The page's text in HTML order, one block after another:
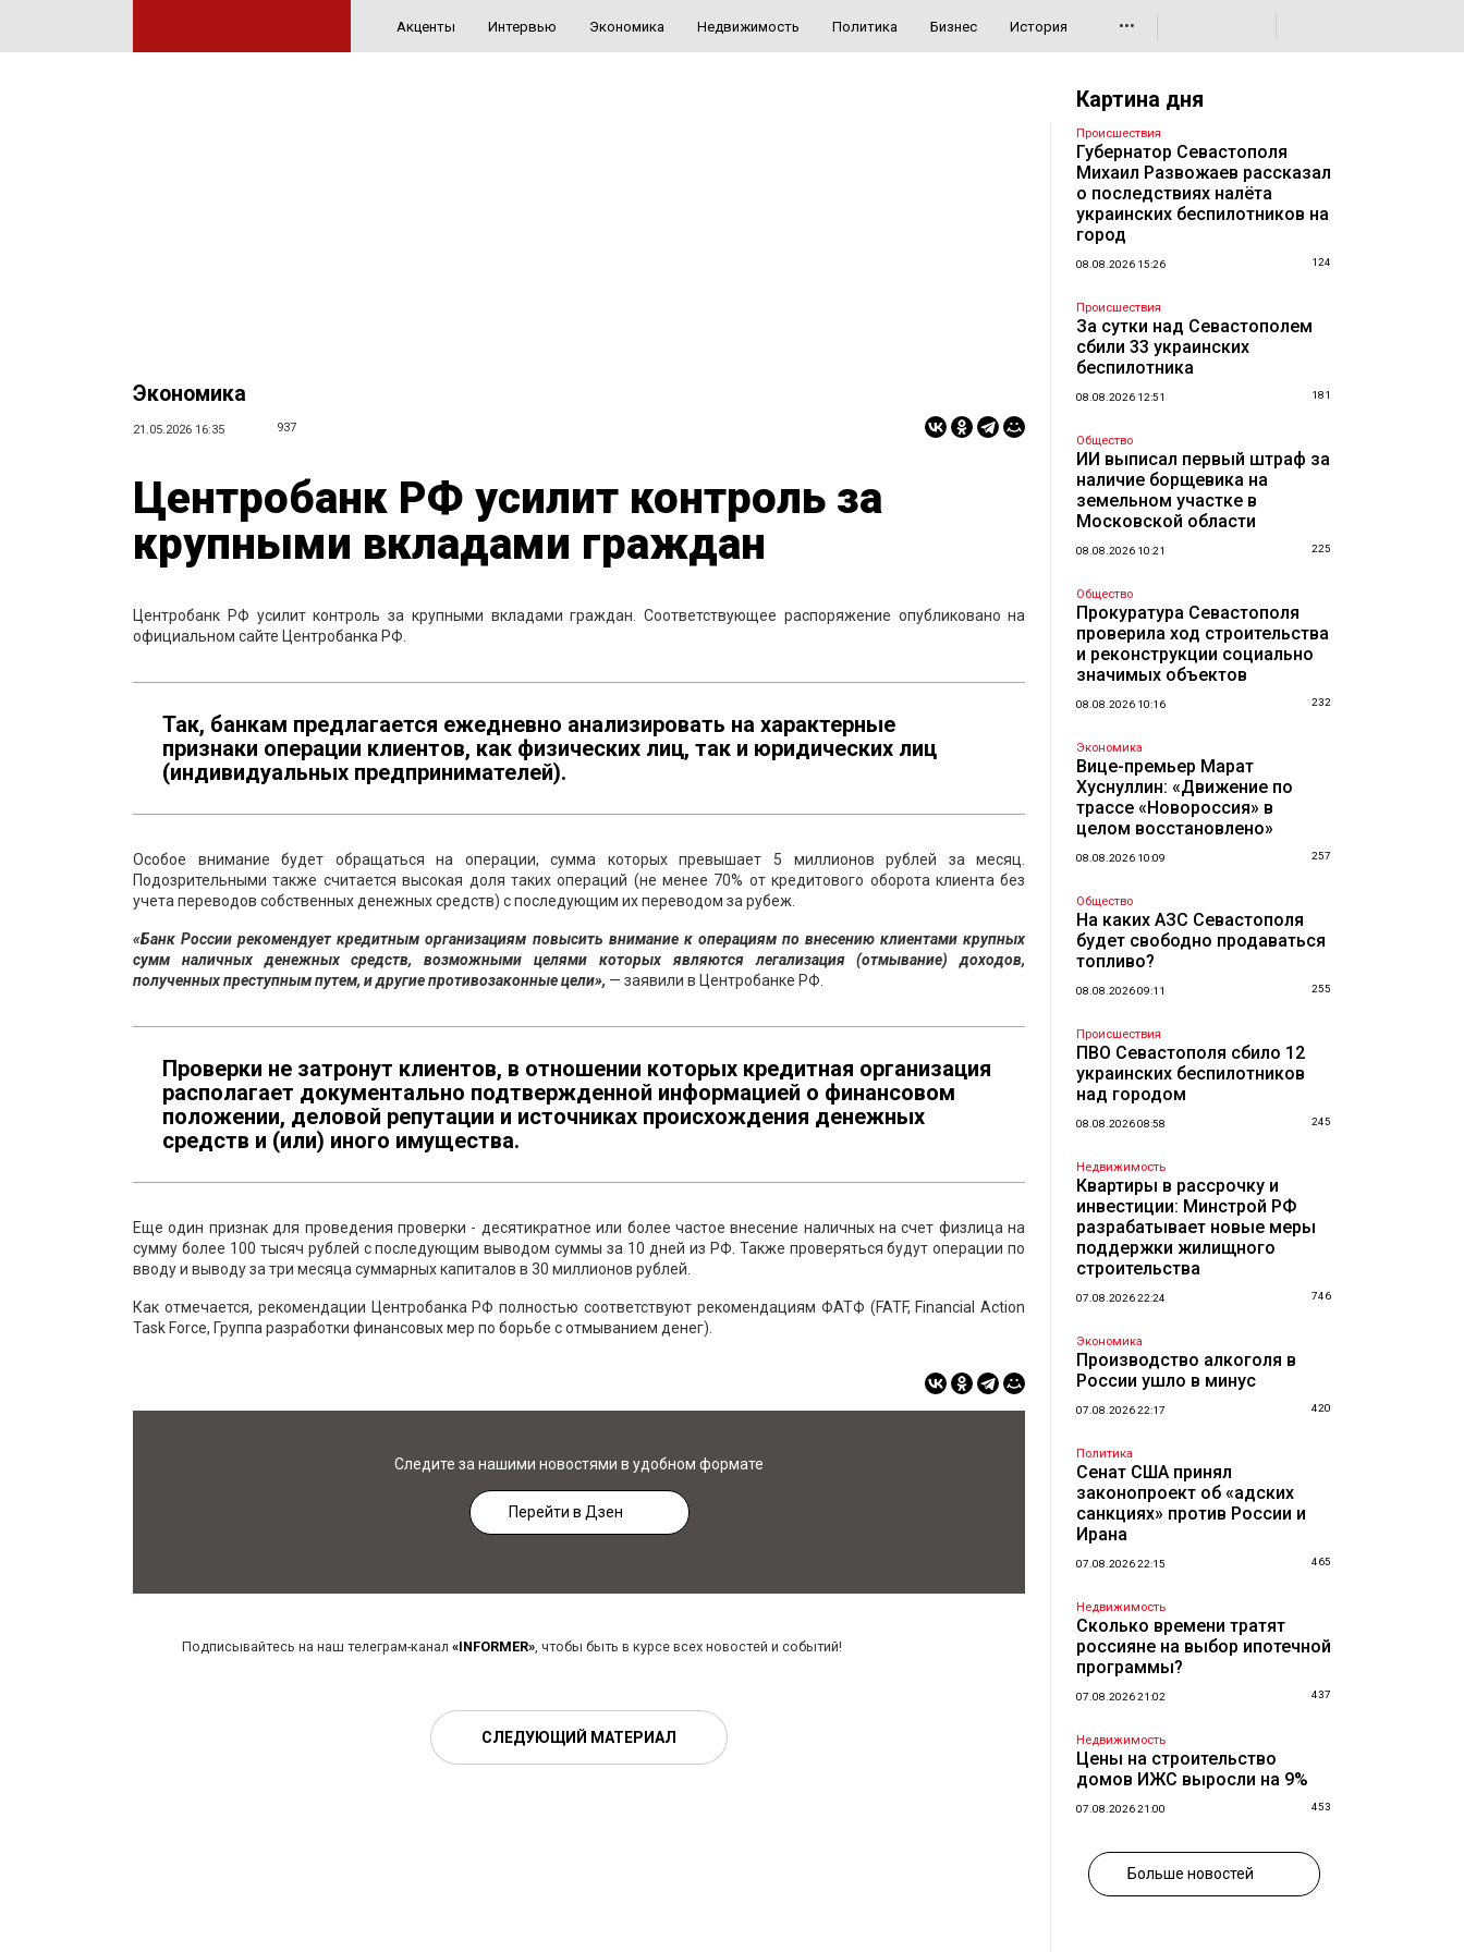
Акценты Интервью Экономика Недвижимость Политика Бизнес История •••
Экономика
21.05.2026 16:35 937
Центробанк РФ усилит контроль за
крупными вкладами граждан
Центробанк РФ усилит контроль за крупными вкладами граждан. Соответствующее распоряжение опубликовано на
официальном сайте Центробанка РФ.
Так, банкам предлагается ежедневно анализировать на характерные
признаки операции клиентов, как физических лиц, так и юридических лиц
(индивидуальных предпринимателей).
Особое внимание будет обращаться на операции, сумма которых превышает 5 миллионов рублей за месяц.
Подозрительными также считается высокая доля таких операций (не менее 70% от кредитового оборота клиента без
учета переводов собственных денежных средств) с последующим их переводом за рубеж.
«Банк России рекомендует кредитным организациям повысить внимание к операциям по внесению клиентами крупных
сумм наличных денежных средств, возможными целями которых являются легализация (отмывание) доходов,
полученных преступным путем, и другие противозаконные цели», — заявили в Центробанке РФ.
Проверки не затронут клиентов, в отношении которых кредитная организация
располагает документально подтвержденной информацией о финансовом
положении, деловой репутации и источниках происхождения денежных
средств и (или) иного имущества.
Еще один признак для проведения проверки - десятикратное или более частое внесение наличных на счет физлица на
сумму более 100 тысяч рублей с последующим выводом суммы за 10 дней из РФ. Также проверяться будут операции по
вводу и выводу за три месяца суммарных капиталов в 30 миллионов рублей.
Как отмечается, рекомендации Центробанка РФ полностью соответствуют рекомендациям ФАТФ (FATF, Financial Action
Task Force, Группа разработки финансовых мер по борьбе с отмыванием денег).
Следите за нашими новостями в удобном формате
Перейти в Дзен
Подписывайтесь на наш телеграм-канал «INFORMER», чтобы быть в курсе всех новостей и событий!
СЛЕДУЮЩИЙ МАТЕРИАЛ
Картина дня
Происшествия
Губернатор Севастополя
Михаил Развожаев рассказал
о последствиях налёта
украинских беспилотников на
город
08.08.2026 15:26 124
Происшествия
За сутки над Севастополем
сбили 33 украинских
беспилотника
08.08.2026 12:51 181
Общество
ИИ выписал первый штраф за
наличие борщевика на
земельном участке в
Московской области
08.08.2026 10:21 225
Общество
Прокуратура Севастополя
проверила ход строительства
и реконструкции социально
значимых объектов
08.08.2026 10:16 232
Экономика
Вице-премьер Марат
Хуснуллин: «Движение по
трассе «Новороссия» в
целом восстановлено»
08.08.2026 10:09 257
Общество
На каких АЗС Севастополя
будет свободно продаваться
топливо?
08.08.2026 09:11 255
Происшествия
ПВО Севастополя сбило 12
украинских беспилотников
над городом
08.08.2026 08:58 245
Недвижимость
Квартиры в рассрочку и
инвестиции: Минстрой РФ
разрабатывает новые меры
поддержки жилищного
строительства
07.08.2026 22:24 746
Экономика
Производство алкоголя в
России ушло в минус
07.08.2026 22:17 420
Политика
Сенат США принял
законопроект об «адских
санкциях» против России и
Ирана
07.08.2026 22:15 465
Недвижимость
Сколько времени тратят
россияне на выбор ипотечной
программы?
07.08.2026 21:02 437
Недвижимость
Цены на строительство
домов ИЖС выросли на 9%
07.08.2026 21:00 453
Больше новостей